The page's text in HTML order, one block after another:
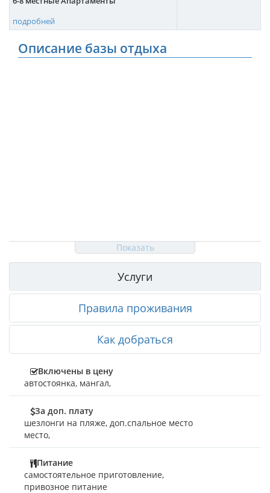
подробней
Описание базы отдыха
Показать
Услуги
Правила проживания
Как добраться
Включены в цену
автостоянка, мангал,
За доп. плату
шезлонги на пляже, доп.спальное место
место,
Питание
самостоятельное приготовление,
привозное питание